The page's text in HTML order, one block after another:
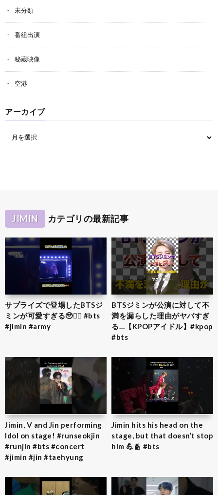
未分類
番組出演
秘蔵映像
空港
アーカイブ
JIMIN カテゴリの最新記事
サプライズで登場したBTSジ
ミンが可愛すぎる🥹❤️‍🔥 #bts
#jimin #army
BTSジミンが公演に対して不
満を漏らした理由がヤバすぎ
る…【KPOPアイドル】#kpop
#bts
Jimin, V and Jin performing
Idol on stage! #runseokjin
#runjin #bts #concert
#jimin #jin #taehyung
Jimin hits his head on the
stage, but that doesn’t stop
him 💪🫂 #bts